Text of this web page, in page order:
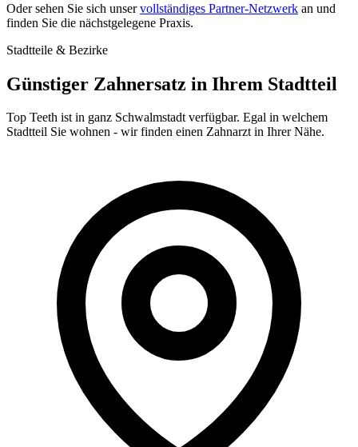
Oder sehen Sie sich unservollständiges Partner-Netzwerk an und
finden Sie die nächstgelegene Praxis.
Stadtteile & Bezirke
Günstiger Zahnersatz in Ihrem Stadtteil
Top Teeth ist in ganz Schwalmstadtverfügbar. Egal in welchem
Stadtteil Sie wohnen - wir finden einen Zahnarzt in Ihrer Nähe.